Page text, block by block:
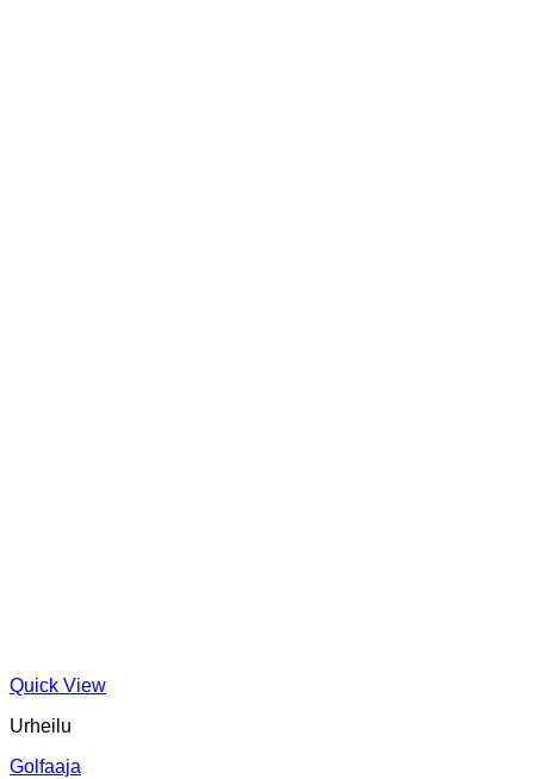
Quick View
Urheilu
Golfaaja